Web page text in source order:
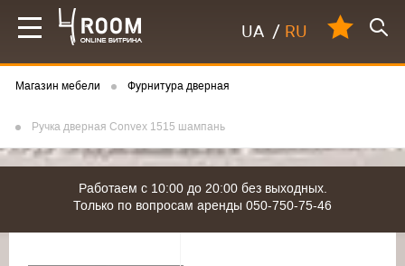
UA / RU
Магазин мебели Фурнитура дверная
Ручка дверная Convex 1515 шампань
Работаем с 10:00 до 20:00 без выходных.
Только по вопросам аренды 050-750-75-46